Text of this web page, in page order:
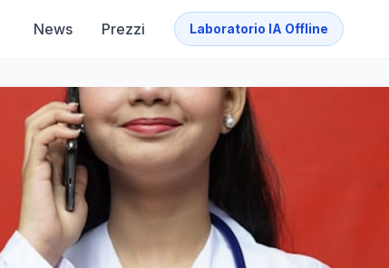
News Prezzi Laboratorio IA Offline